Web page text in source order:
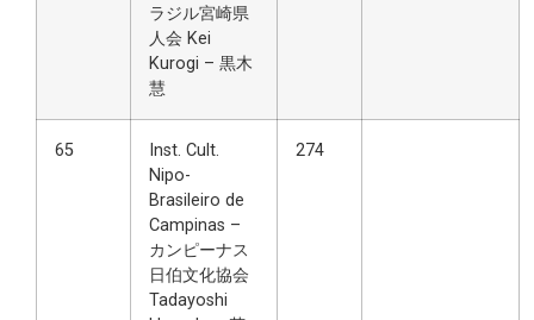
ラジル宮崎県
人会 Kei
Kurogi – 黒木
慧
65
Inst. Cult.
Nipo-
Brasileiro de
Campinas –
カンピーナス
日伯文化協会
Tadayoshi
274